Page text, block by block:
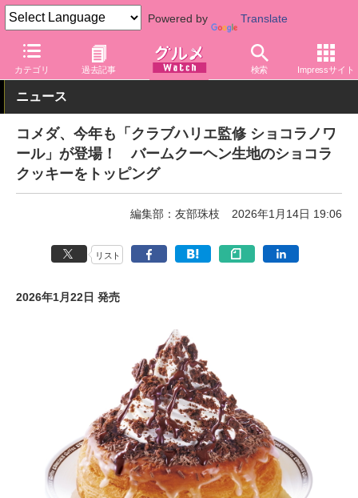
Powered by Translate
カテゴリ 過去記事 検索 Impressサイト
グルメ Watch 店舗 カフェ コメダ珈琲店
ニュース
コメダ、今年も「クラブハリエ監修 ショコラノワ
ール」が登場！ バームクーヘン生地のショコラ
クッキーをトッピング
編集部：友部珠枝 2026年1月14日 19:06
リスト
2026年1月22日 発売